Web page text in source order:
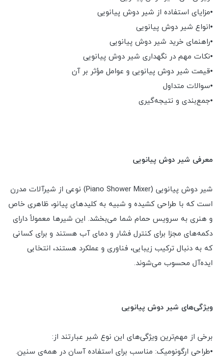
•مزایای استفاده از شیر دوش پیانویی
•انواع شیر دوش پیانویی
•راهنمای خرید شیر دوش پیانویی
•نکات مهم در نگهداری شیر دوش پیانویی
•قیمت شیر دوش پیانویی و عوامل مؤثر بر آن
•سوالات متداول
•جمع‌بندی و نتیجه‌گیری
معرفی شیر دوش پیانویی
شیر دوش پیانویی (Piano Shower Mixer) نوعی از شیرآلات مدرن
است که با طراحی کشیده و شبیه به کلیدهای پیانو، ظاهری خاص
و هنری به سرویس حمام شما می‌بخشد. این شیرها معمولاً دارای
دکمه‌های مجزا برای کنترل فشار و دمای آب هستند و برای کسانی
که به دنبال ترکیب زیبایی، فناوری و عملکرد هستند، انتخابی
ایده‌آل محسوب می‌شوند.
ویژگی‌های شیر دوش پیانویی
برخی از مهم‌ترین ویژگی‌های این نوع شیر عبارتند از:
•طراحی ارگونومیک: مناسب برای استفاده آسان در همه‌ی سنین.